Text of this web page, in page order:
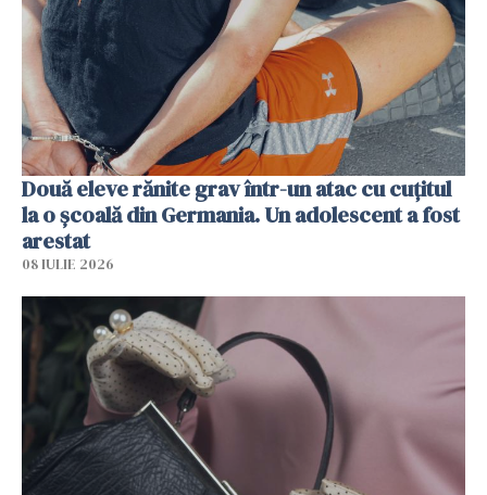
Două eleve rănite grav într-un atac cu cuțitul
la o școală din Germania. Un adolescent a fost
arestat
08 IULIE 2026